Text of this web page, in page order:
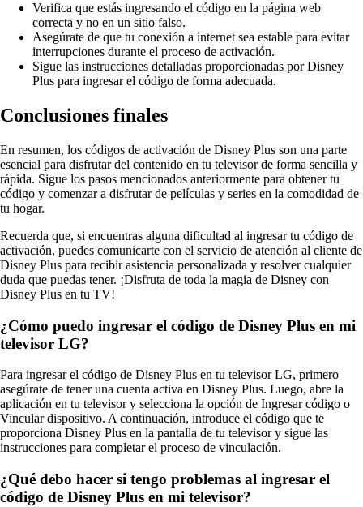
Verifica que estás ingresando el código en la página web
correcta y no en un sitio falso.
Asegúrate de que tu conexión a internet sea estable para evitar
interrupciones durante el proceso de activación.
Sigue las instrucciones detalladas proporcionadas por Disney
Plus para ingresar el código de forma adecuada.
Conclusiones finales
En resumen, los códigos de activación de Disney Plus son una parte
esencial para disfrutar del contenido en tu televisor de forma sencilla y
rápida. Sigue los pasos mencionados anteriormente para obtener tu
código y comenzar a disfrutar de películas y series en la comodidad de
tu hogar.
Recuerda que, si encuentras alguna dificultad al ingresar tu código de
activación, puedes comunicarte con el servicio de atención al cliente de
Disney Plus para recibir asistencia personalizada y resolver cualquier
duda que puedas tener. ¡Disfruta de toda la magia de Disney con
Disney Plus en tu TV!
¿Cómo puedo ingresar el código de Disney Plus en mi
televisor LG?
Para ingresar el código de Disney Plus en tu televisor LG, primero
asegúrate de tener una cuenta activa en Disney Plus. Luego, abre la
aplicación en tu televisor y selecciona la opción de Ingresar código o
Vincular dispositivo. A continuación, introduce el código que te
proporciona Disney Plus en la pantalla de tu televisor y sigue las
instrucciones para completar el proceso de vinculación.
¿Qué debo hacer si tengo problemas al ingresar el
código de Disney Plus en mi televisor?